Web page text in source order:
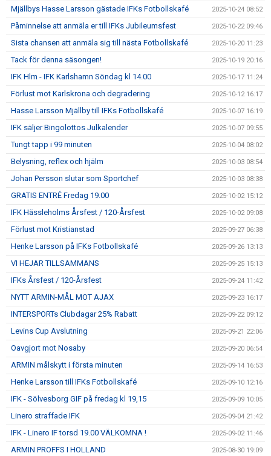
Mjällbys Hasse Larsson gästade IFKs Fotbollskafé 2025-10-24 08:52
Påminnelse att anmäla er till IFKs Jubileumsfest 2025-10-22 09:46
Sista chansen att anmäla sig till nästa Fotbollskafé 2025-10-20 11:23
Tack för denna säsongen! 2025-10-19 20:16
IFK Hlm - IFK Karlshamn Söndag kl 14.00 2025-10-17 11:24
Förlust mot Karlskrona och degradering 2025-10-12 16:17
Hasse Larsson Mjällby till IFKs Fotbollskafé 2025-10-07 16:19
IFK säljer Bingolottos Julkalender 2025-10-07 09:55
Tungt tapp i 99 minuten 2025-10-04 08:02
Belysning, reflex och hjälm 2025-10-03 08:54
Johan Persson slutar som Sportchef 2025-10-03 08:38
GRATIS ENTRÉ Fredag 19.00 2025-10-02 15:12
IFK Hässleholms Årsfest / 120-Årsfest 2025-10-02 09:08
Förlust mot Kristianstad 2025-09-27 06:38
Henke Larsson på IFKs Fotbollskafé 2025-09-26 13:13
VI HEJAR TILLSAMMANS 2025-09-25 15:13
IFKs Årsfest / 120-Årsfest 2025-09-24 11:42
NYTT ARMIN-MÅL MOT AJAX 2025-09-23 16:17
INTERSPORTs Clubdagar 25% Rabatt 2025-09-22 09:12
Levins Cup Avslutning 2025-09-21 22:06
Oavgjort mot Nosaby 2025-09-20 06:54
ARMIN målskytt i första minuten 2025-09-14 16:53
Henke Larsson till IFKs Fotbollskafé 2025-09-10 12:16
IFK - Sölvesborg GIF på fredag kl 19,15 2025-09-09 10:05
Linero straffade IFK 2025-09-04 21:42
IFK - Linero IF torsd 19.00 VÄLKOMNA ! 2025-09-02 11:46
ARMIN PROFFS I HOLLAND 2025-08-30 19:09